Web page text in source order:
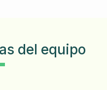
del equipo